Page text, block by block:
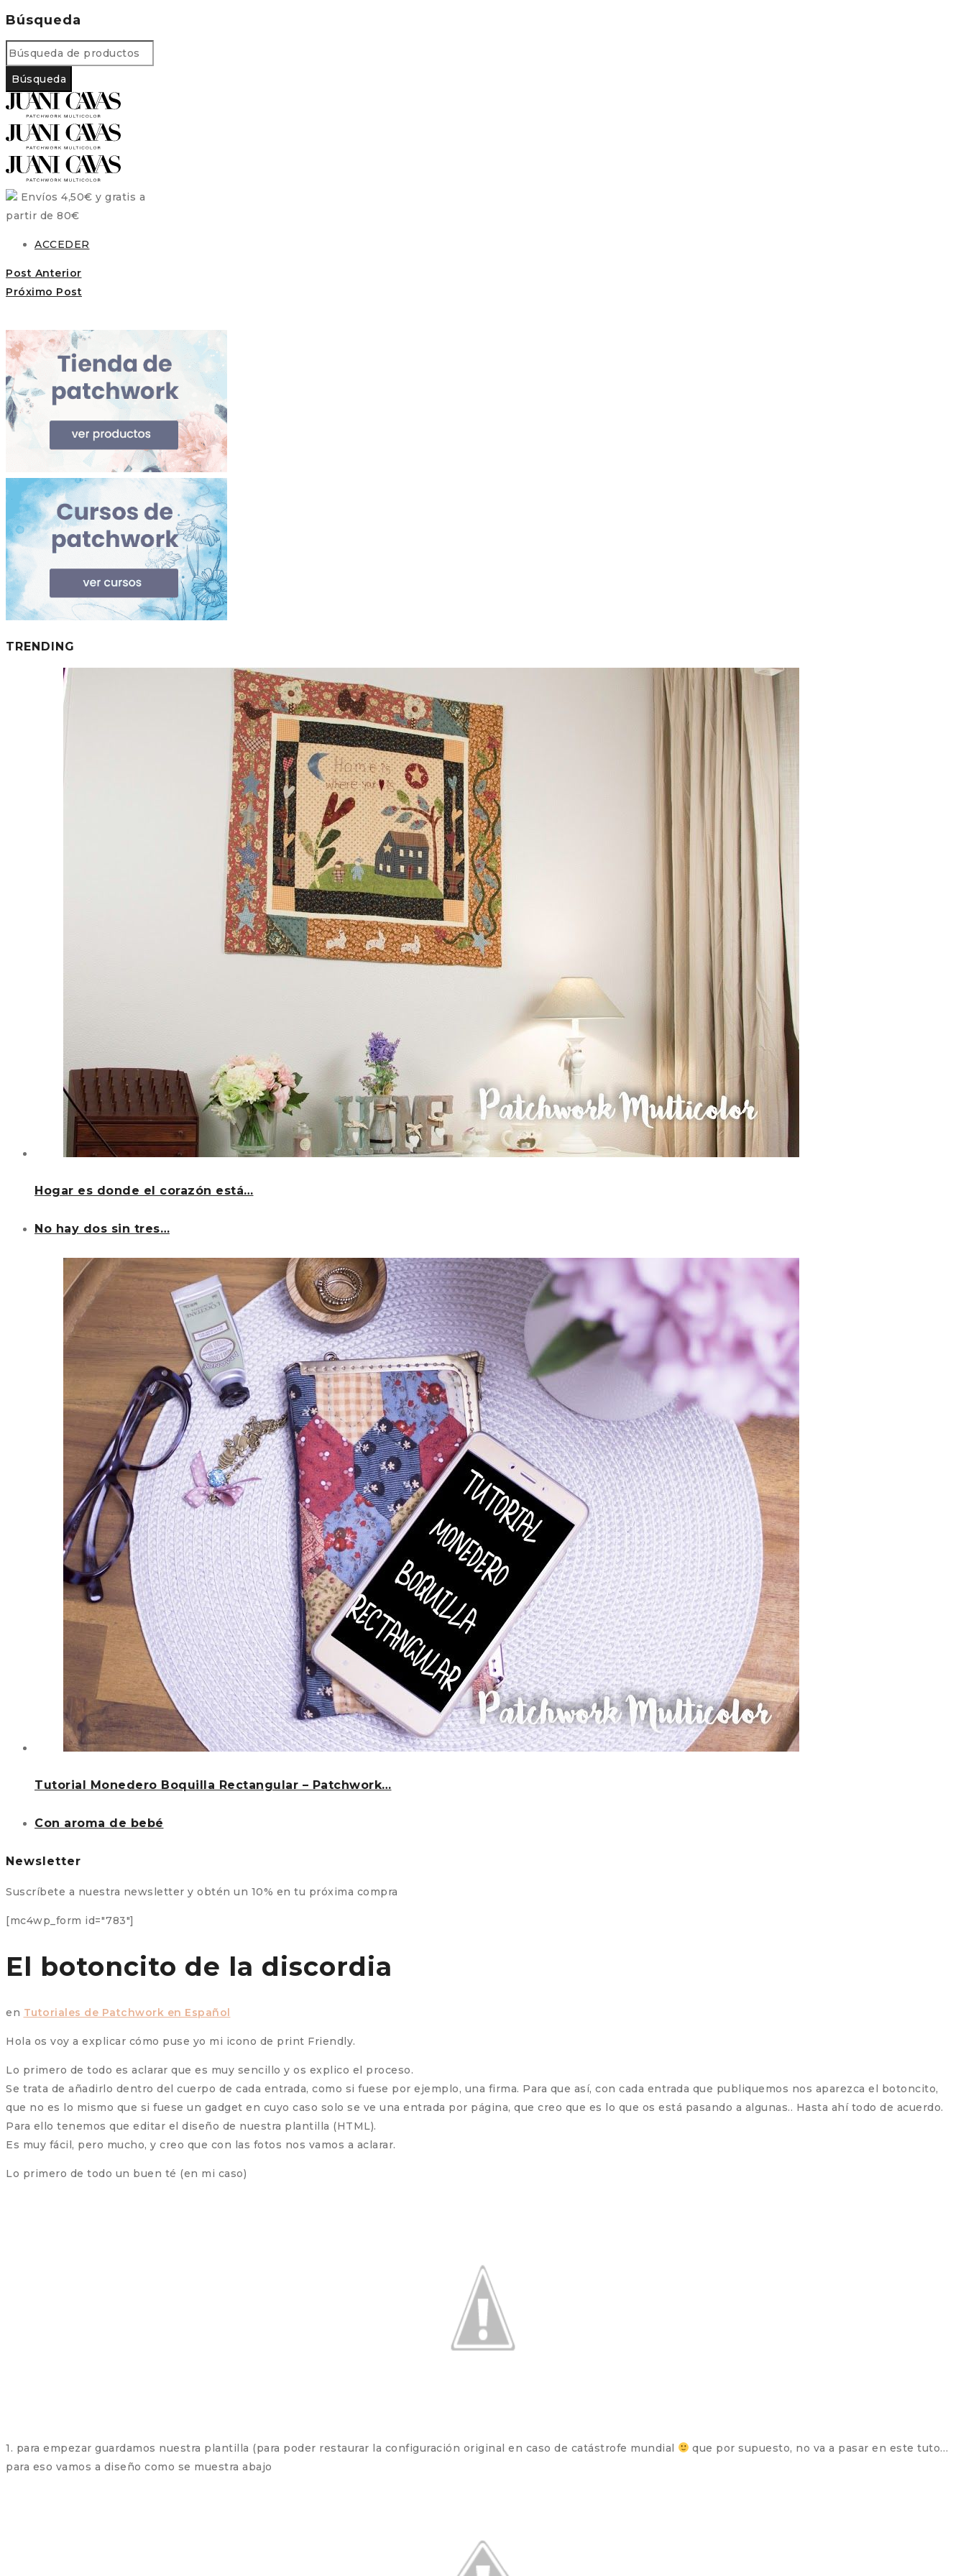
Búsqueda
Envíos 4,50€ y gratis a
partir de 80€
ACCEDER
Post Anterior
Próximo Post
TRENDING
Hogar es donde el corazón está…
No hay dos sin tres…
Tutorial Monedero Boquilla Rectangular – Patchwork…
Con aroma de bebé
Newsletter
Suscríbete a nuestra newsletter y obtén un 10% en tu próxima compra
[mc4wp_form id="783"]
El botoncito de la discordia
en Tutoriales de Patchwork en Español
Hola os voy a explicar cómo puse yo mi icono de print Friendly.
Lo primero de todo es aclarar que es muy sencillo y os explico el proceso.
Se trata de añadirlo dentro del cuerpo de cada entrada, como si fuese por ejemplo, una firma. Para que así, con cada entrada que publiquemos nos aparezca el botoncito,
que no es lo mismo que si fuese un gadget en cuyo caso solo se ve una entrada por página, que creo que es lo que os está pasando a algunas.. Hasta ahí todo de acuerdo.
Para ello tenemos que editar el diseño de nuestra plantilla (HTML).
Es muy fácil, pero mucho, y creo que con las fotos nos vamos a aclarar.
Lo primero de todo un buen té (en mi caso)
1. para empezar guardamos nuestra plantilla (para poder restaurar la configuración original en caso de catástrofe mundial
que por supuesto, no va a pasar en este tuto…
para eso vamos a diseño como se muestra abajo